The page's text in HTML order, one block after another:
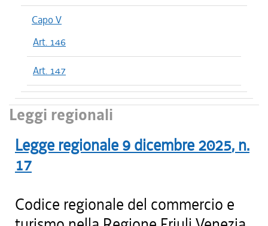
Capo V
Art. 146
Art. 147
Leggi regionali
Legge regionale 9 dicembre 2025, n.
17
Codice regionale del commercio e